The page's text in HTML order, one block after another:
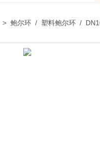
> 鲍尔环 / 塑料鲍尔环 /